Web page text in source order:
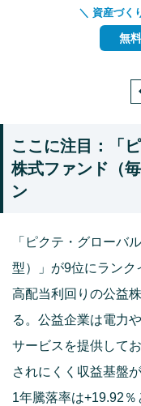
＼ 資産づく
無
ここに注目：「
株式ファンド（
ン
「ピクテ・グローバ
型）」が9位にランク
高配当利回りの公益
る。公益企業は電力
サービスを提供して
されにくく収益基盤
1年騰落率は+19.92